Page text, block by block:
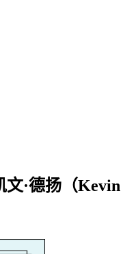
文·德扬（Kevin